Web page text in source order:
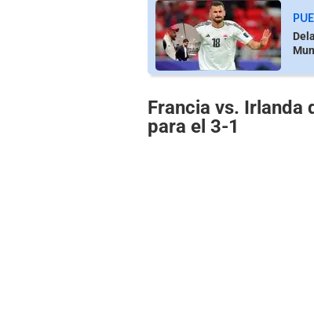
Francia vs. Irlanda
para el 3-1